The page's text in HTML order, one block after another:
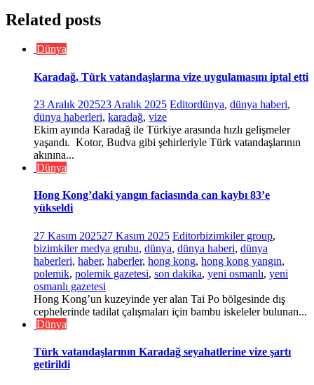
Related posts
Dünya
Karadağ, Türk vatandaşlarına vize uygulamasını iptal etti
23 Aralık 202523 Aralık 2025 Editordünya, dünya haberi,
dünya haberleri, karadağ, vize
Ekim ayında Karadağ ile Türkiye arasında hızlı gelişmeler
yaşandı. Kotor, Budva gibi şehirleriyle Türk vatandaşlarının
akınına...
Dünya
Hong Kong’daki yangın faciasında can kaybı 83’e
yükseldi
27 Kasım 202527 Kasım 2025 Editorbizimkiler group,
bizimkiler medya grubu, dünya, dünya haberi, dünya
haberleri, haber, haberler, hong kong, hong kong yangın,
polemik, polemik gazetesi, son dakika, yeni osmanlı, yeni
osmanlı gazetesi
Hong Kong’un kuzeyinde yer alan Tai Po bölgesinde dış
cephelerinde tadilat çalışmaları için bambu iskeleler bulunan...
Dünya
Türk vatandaşlarının Karadağ seyahatlerine vize şartı
getirildi